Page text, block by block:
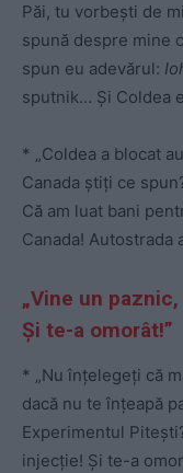
Păi, tu vorbești de
spună despre mine
spun eu adevărul:
sputnik… Și Coldea
* „Coldea a blocat
Canada știți ce
Că am luat bani
Canada! Autostrada
„Vine un
Și te-a omorât!”
* „Nu înțelegeți că
dacă nu te înțeapă
Experimentul
injecție! Și te-a